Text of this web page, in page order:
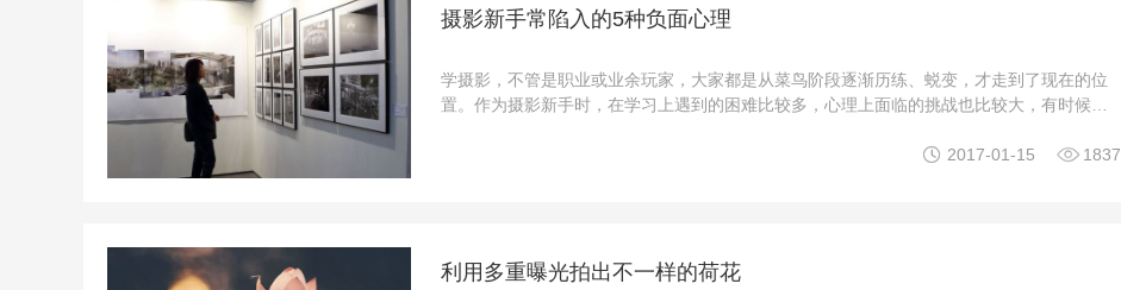
摄影新手常陷入的5种负面心理
学摄影，不管是职业或业余玩家，大家都是从菜鸟阶段逐渐历练、蜕变，才走到了现在的位
置。作为摄影新手时，在学习上遇到的困难比较多，心理上面临的挑战也比较大，有时候甚
跟着笔者一起看要怎么摆脱这些阴影吧！初学者在技术纯熟度上总 ...
 2017-01-15  1837
利用多重曝光拍出不一样的荷花